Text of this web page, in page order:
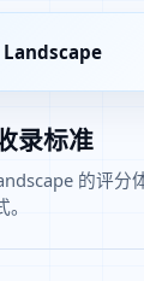
录标准
的评分